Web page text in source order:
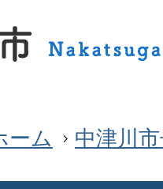
ーム 中津川